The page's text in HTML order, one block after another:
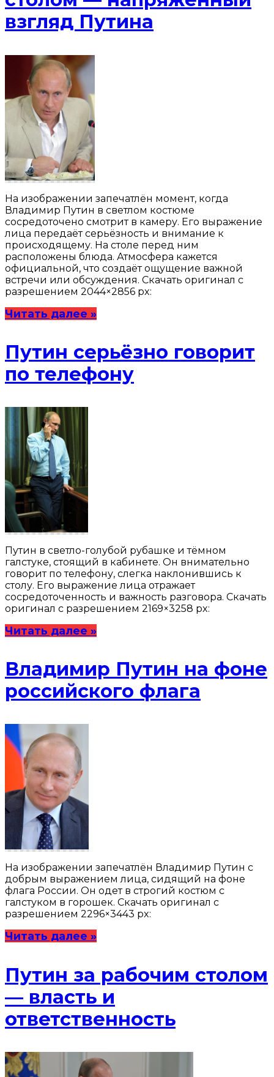
взгляд Путина
На изображении запечатлён момент, когда
Владимир Путин в светлом костюме
сосредоточено смотрит в камеру. Его выражение
лица передаёт серьёзность и внимание к
происходящему. На столе перед ним
расположены блюда. Атмосфера кажется
официальной, что создаёт ощущение важной
встречи или обсуждения. Скачать оригинал с
разрешением 2044×2856 px:
Читать далее »
Путин серьёзно говорит
по телефону
Путин в светло-голубой рубашке и тёмном
галстуке, стоящий в кабинете. Он внимательно
говорит по телефону, слегка наклонившись к
столу. Его выражение лица отражает
сосредоточенность и важность разговора. Скачать
оригинал с разрешением 2169×3258 px:
Читать далее »
Владимир Путин на фоне
российского флага
На изображении запечатлён Владимир Путин с
добрым выражением лица, сидящий на фоне
флага России. Он одет в строгий костюм с
галстуком в горошек. Скачать оригинал с
разрешением 2296×3443 px:
Читать далее »
Путин за рабочим столом
— власть и
ответственность